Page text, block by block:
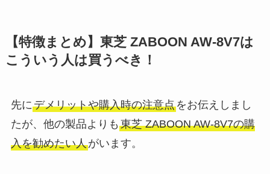
【特徴まとめ】東芝 ZABOON AW-8V7は
こういう人は買うべき！
先にデメリットや購入時の注意点をお伝えしまし
たが、他の製品よりも 東芝 ZABOON AW-8V7の購
入を勧めたい人がいます。